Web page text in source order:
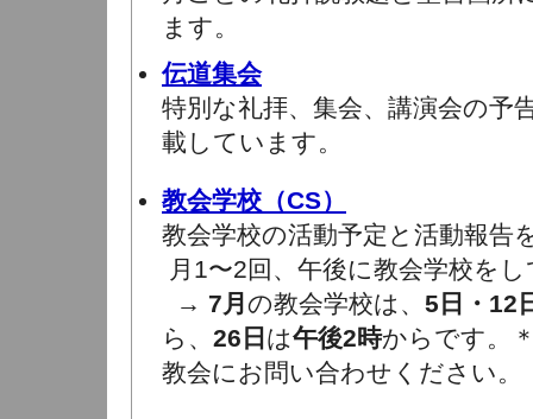
ます。
伝道集会
特別な礼拝、集会、講演会の予
載しています。
教会学校（CS）
教会学校の活動予定と活動報告
月1〜2回、午後に教会学校を
→ 7月 の教会学校は、 5日・12
ら、 26日 は午後2時からです。
教会にお問い合わせください。